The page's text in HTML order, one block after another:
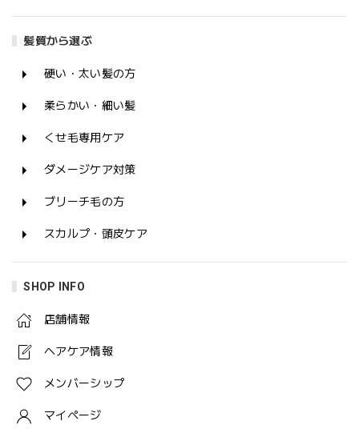
髪質から選ぶ
硬い・太い髪の方
柔らかい・細い髪
くせ毛専用ケア
ダメージケア対策
ブリーチ毛の方
スカルプ・頭皮ケア
SHOP INFO
店舗情報
ヘアケア情報
メンバーシップ
マイページ